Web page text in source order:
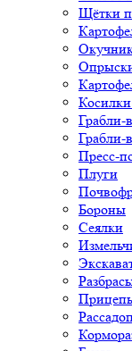
Щётки
Грабли-
Грабли-
Пресс-
Плуги
Бороны
Сеялки